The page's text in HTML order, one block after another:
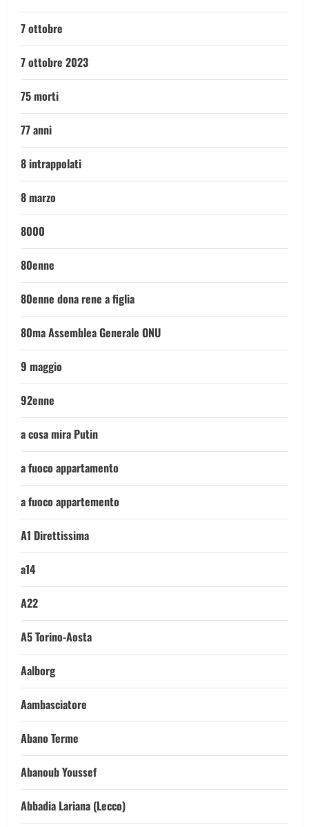
7 ottobre
7 ottobre 2023
75 morti
77 anni
8 intrappolati
8 marzo
8000
80enne
80enne dona rene a figlia
80ma Assemblea Generale ONU
9 maggio
92enne
a cosa mira Putin
a fuoco appartamento
a fuoco appartemento
A1 Direttissima
a14
A22
A5 Torino-Aosta
Aalborg
Aambasciatore
Abano Terme
Abanoub Youssef
Abbadia Lariana (Lecco)